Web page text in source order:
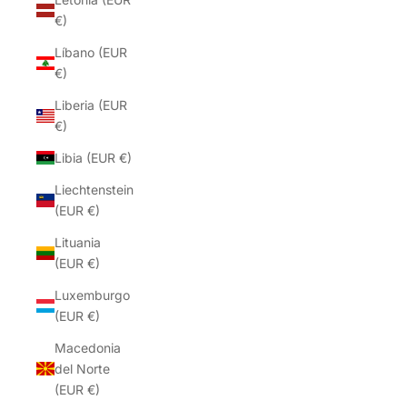
€)
Líbano (EUR
€)
Liberia (EUR
€)
Libia (EUR €)
Liechtenstein
(EUR €)
Lituania
(EUR €)
Luxemburgo
(EUR €)
Macedonia
del Norte
(EUR €)